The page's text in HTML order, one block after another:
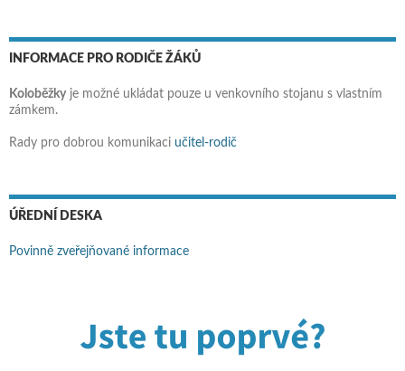
INFORMACE PRO RODIČE ŽÁKŮ
Koloběžkyje možné ukládat pouze u venkovního stojanu s vlastním
zámkem.
Rady pro dobrou komunikaci učitel-rodič
ÚŘEDNÍ DESKA
Povinně zveřejňované informace